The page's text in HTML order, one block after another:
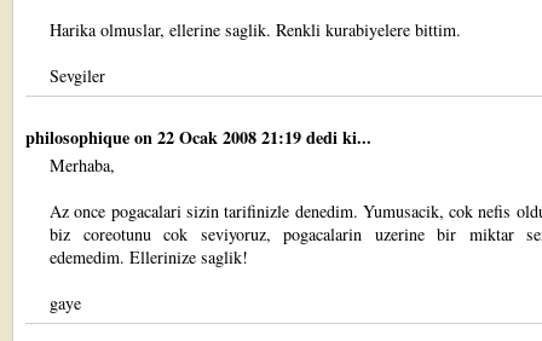
Harika olmuslar, ellerine saglik. Renkli kurabiyelere bittim.
Sevgiler
philosophiqueon 22 Ocak 2008 21:19 dedi ki...
Merhaba,
Az once pogacalari sizin tarifinizle denedim. Yumusacik, cok nefis
biz coreotunu cok seviyoruz, pogacalarin uzerine bir miktar
edemedim. Ellerinize saglik!
gaye